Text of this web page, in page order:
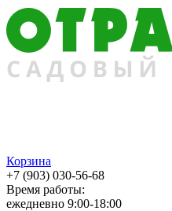
Корзина
+7 (903) 030-56-68
Время работы:
ежедневно 9:00-18:00